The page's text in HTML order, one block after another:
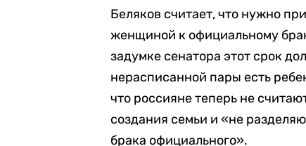
Беляков считает, что нужно
женщиной к официальному
задумке сенатора этот срок
нерасписанной пары есть
что россияне теперь не
создания семьи и «не
брака официального».